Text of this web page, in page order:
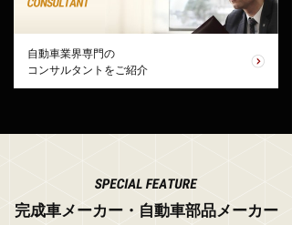
自動車業界専門の
コンサルタントをご紹介
完成車メーカー・自動車部品メーカー